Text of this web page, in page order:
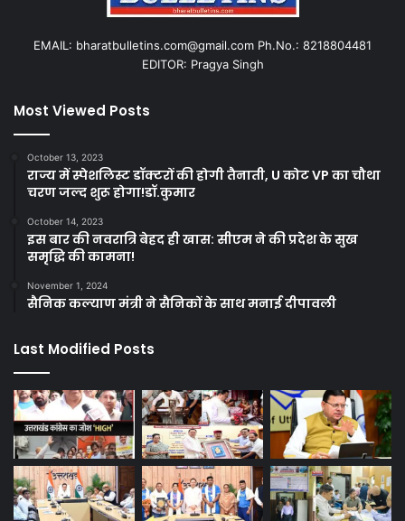
EMAIL: bharatbulletins.com@gmail.com Ph.No.: 8218804481
EDITOR: Pragya Singh
Most Viewed Posts
October 13, 2023
राज्य में स्पेशलिस्ट डॉक्टरों की होगी तैनाती, U कोट VP का चौथा
चरण जल्द शुरू होगा!डॉ.कुमार
October 14, 2023
इस बार की नवरात्रि बेहद ही खास: सीएम ने की प्रदेश के सुख
समृद्धि की कामना!
November 1, 2024
सैनिक कल्याण मंत्री ने सैनिकों के साथ मनाई दीपावली
Last Modified Posts